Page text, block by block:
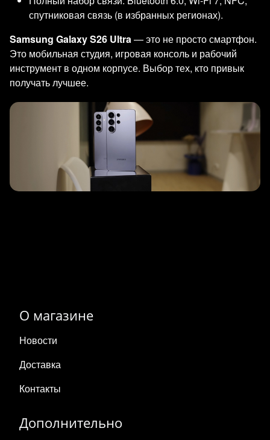
спутниковая связь (в избранных регионах).
Samsung Galaxy S26 Ultra — это не просто смартфон.
Это мобильная студия, игровая консоль и рабочий
инструмент в одном корпусе. Выбор тех, кто привык
получать лучшее.
О магазине
Новости
Доставка
Контакты
Дополнительно